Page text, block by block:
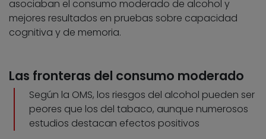
asociaban el consumo moderado de alcohol y
mejores resultados en pruebas sobre capacidad
cognitiva y de memoria.
Las fronteras del consumo moderado
Según la OMS, los riesgos del alcohol pueden ser
peores que los del tabaco, aunque numerosos
estudios destacan efectos positivos